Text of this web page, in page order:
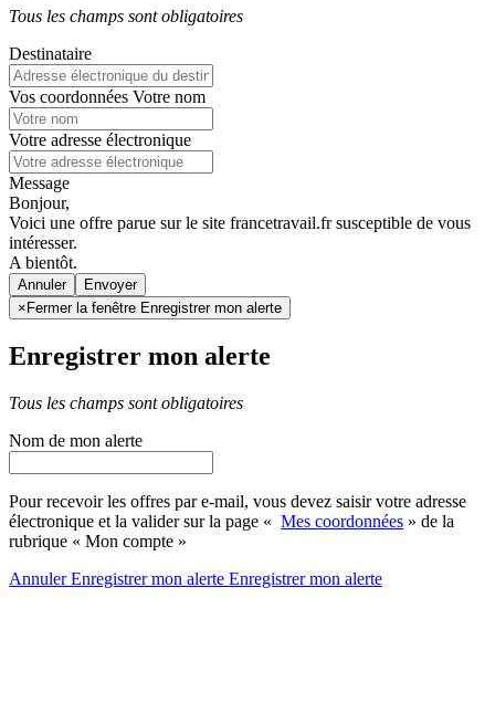
Tous les champs sont obligatoires
Destinataire
Vos coordonnées Votre nom
Votre adresse électronique
Message
Bonjour,
Voici une offre parue sur le site francetravail.fr susceptible de vous
intéresser.
A bientôt.
Annuler
× Fermer la fenêtre Enregistrer mon alerte
Enregistrer mon alerte
Tous les champs sont obligatoires
Nom de mon alerte
Pour recevoir les offres par e-mail, vous devez saisir votre adresse
électronique et la valider sur la page « Mes coordonnées » de la
rubrique « Mon compte »
AnnulerEnregistrer mon alerte Enregistrermon alerte